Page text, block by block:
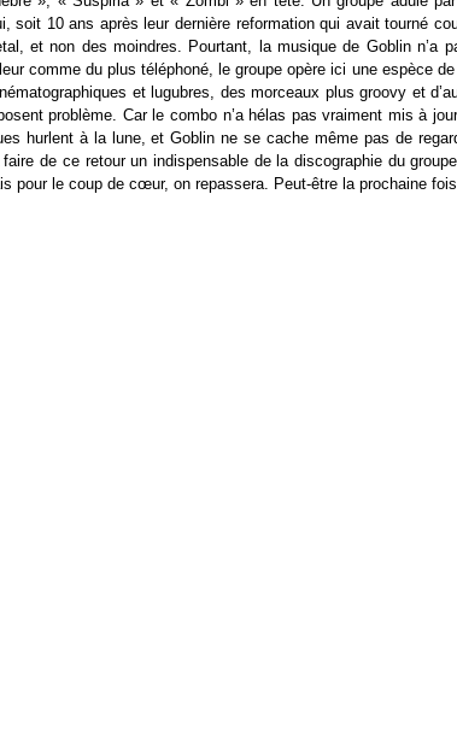
soit 10 ans après leur dernière reformation qui avait tourné
et non des moindres. Pourtant, la musique de Goblin n’a
comme du plus téléphoné, le groupe opère ici une espèce
et lugubres, des morceaux plus groovy et
problème. Car le combo n’a hélas pas vraiment mis à
hurlent à la lune, et Goblin ne se cache même pas de
de ce retour un indispensable de la discographie du
pour le coup de cœur, on repassera. Peut-être la prochaine